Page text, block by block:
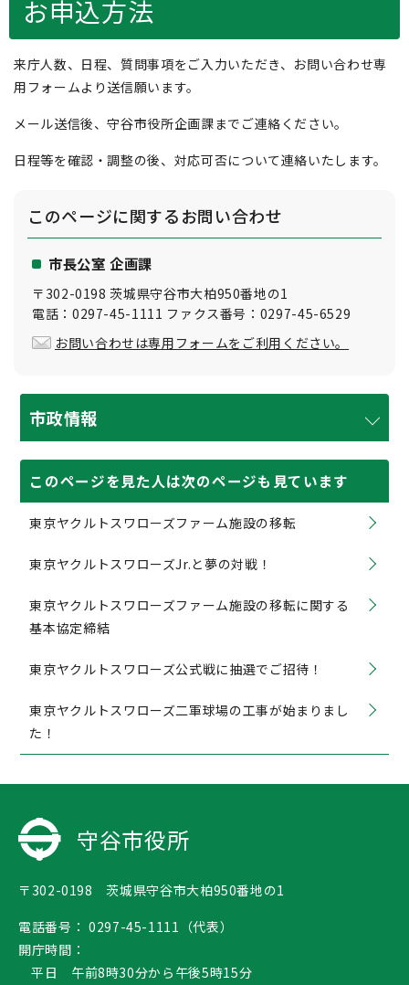
お申込方法
来庁人数、日程、質問事項をご入力いただき、お問い合わせ専
用フォームより送信願います。
メール送信後、守谷市役所企画課までご連絡ください。
日程等を確認・調整の後、対応可否について連絡いたします。
このページに関するお問い合わせ
市長公室 企画課
〒302-0198 茨城県守谷市大柏950番地の1
電話：0297-45-1111 ファクス番号：0297-45-6529
お問い合わせは専用フォームをご利用ください。
市政情報
このページを見た人は次のページも見ています
東京ヤクルトスワローズファーム施設の移転
東京ヤクルトスワローズJr.と夢の対戦！
東京ヤクルトスワローズファーム施設の移転に関する
基本協定締結
東京ヤクルトスワローズ公式戦に抽選でご招待！
東京ヤクルトスワローズ二軍球場の工事が始まりまし
た！
守谷市役所
〒302-0198 茨城県守谷市大柏950番地の1
電話番号： 0297-45-1111（代表）
開庁時間：
平日 午前8時30分から午後5時15分